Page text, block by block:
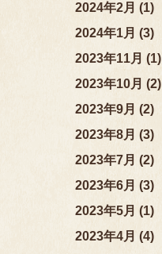
2024年2月 (1)
2024年1月 (3)
2023年11月 (1)
2023年10月 (2)
2023年9月 (2)
2023年8月 (3)
2023年7月 (2)
2023年6月 (3)
2023年5月 (1)
2023年4月 (4)